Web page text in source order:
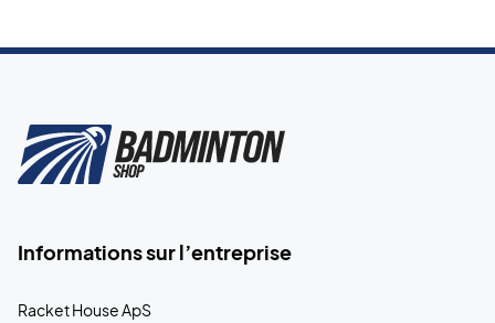
Informations sur l’entreprise
Racket House ApS